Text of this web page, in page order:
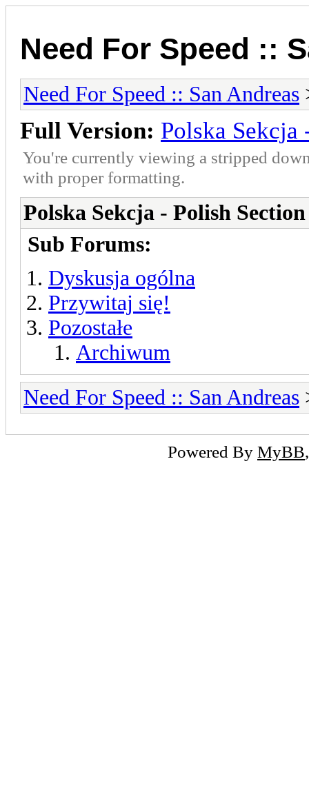
Need For Speed ::
Need For Speed :: San Andreas
Full Version: Polska Sekcja
You're currently viewing a stripped
with proper formatting.
Polska Sekcja - Polish Section
Sub Forums:
Dyskusja ogólna
Przywitaj się!
Pozostałe
Archiwum
Need For Speed :: San Andreas
Powered By MyBB